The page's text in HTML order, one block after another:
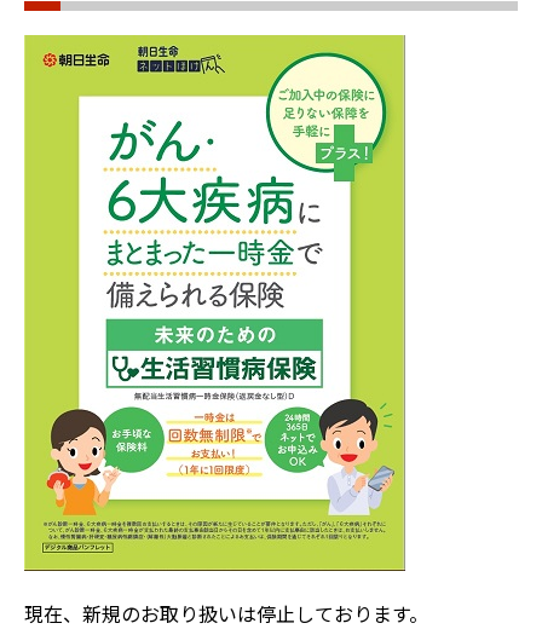
現在、新規のお取り扱いは停止しております。